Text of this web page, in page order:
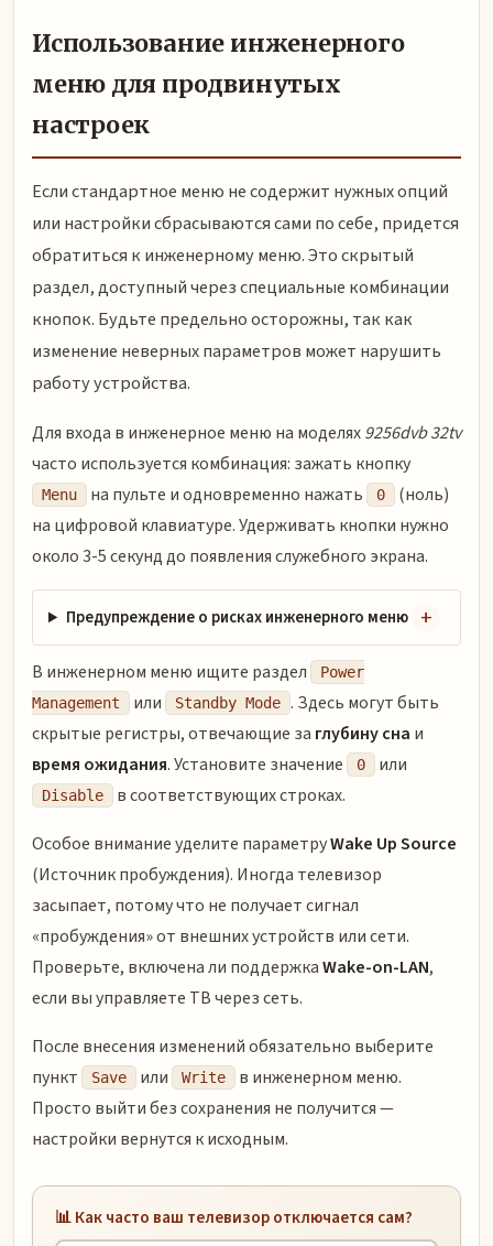
Использование инженерного
меню для продвинутых
настроек
Если стандартное меню не содержит нужных опций
или настройки сбрасываются сами по себе, придется
обратиться к инженерному меню. Это скрытый
раздел, доступный через специальные комбинации
кнопок. Будьте предельно осторожны, так как
изменение неверных параметров может нарушить
работу устройства.
Для входа в инженерное меню на моделях9256dvb 32tv
часто используется комбинация: зажать кнопку
Menu на пульте и одновременно нажать 0
(ноль)
на цифровой клавиатуре. Удерживать кнопки нужно
около 3-5 секунд до появления служебного экрана.
Предупреждение о рисках инженерного меню
В инженерном меню ищите раздел
Power
Management
или Standby Mode . Здесь могут быть
скрытые регистры, отвечающие за глубину сна и
время ожидания. Установите значение 0 или
Disable
в соответствующих строках.
Особое внимание уделите параметруWake Up Source
(Источник пробуждения). Иногда телевизор
засыпает, потому что не получает сигнал
«пробуждения» от внешних устройств или сети.
Проверьте, включена ли поддержкаWake-on-LAN,
если вы управляете ТВ через сеть.
После внесения изменений обязательно выберите
пункт
Save или Write
в инженерном меню.
Просто выйти без сохранения не получится —
настройки вернутся к исходным.
📊 Как часто ваш телевизор отключается сам?